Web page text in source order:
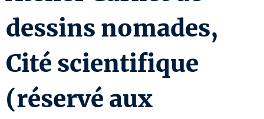
dessins nomades,
Cité scientifique
(réservé aux